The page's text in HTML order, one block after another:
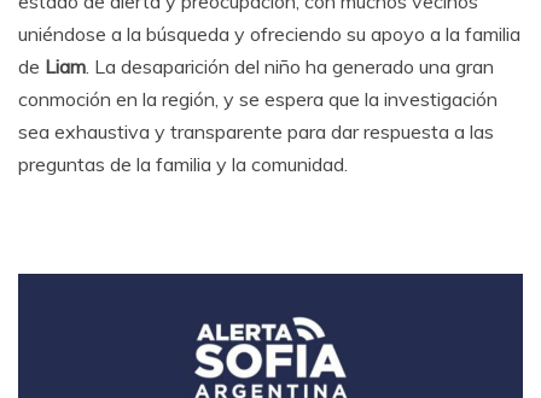
uniéndose a la búsqueda y ofreciendo su apoyo a la familia
de Liam . La desaparición del niño ha generado una gran
conmoción en la región, y se espera que la investigación
sea exhaustiva y transparente para dar respuesta a las
preguntas de la familia y la comunidad.